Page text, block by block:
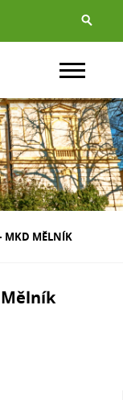
MKD MĚLNÍK
Mělník